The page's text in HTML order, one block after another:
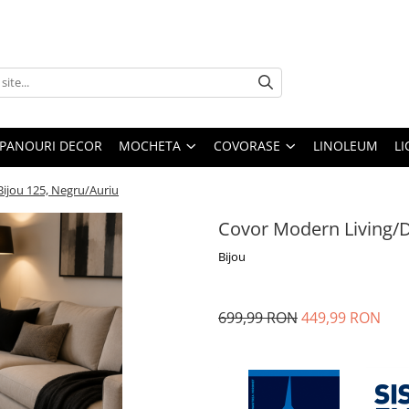
PANOURI DECOR MOCHETA COVORASE LINOLEUM
125, Negru/Auriu
Covor Modern
Bijou
699,99 RON449,99 RON